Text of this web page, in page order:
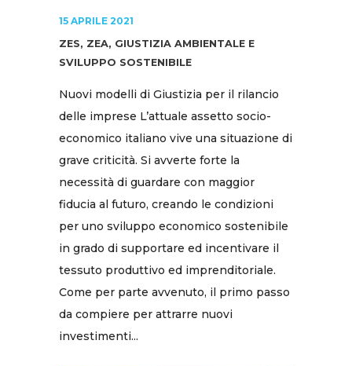
15 APRILE 2021
ZES, ZEA, GIUSTIZIA AMBIENTALE E
SVILUPPO SOSTENIBILE
Nuovi modelli di Giustizia per il rilancio
delle imprese L’attuale assetto socio-
economico italiano vive una situazione di
grave criticità. Si avverte forte la
necessità di guardare con maggior
fiducia al futuro, creando le condizioni
per uno sviluppo economico sostenibile
in grado di supportare ed incentivare il
tessuto produttivo ed imprenditoriale.
Come per parte avvenuto, il primo passo
da compiere per attrarre nuovi
investimenti...